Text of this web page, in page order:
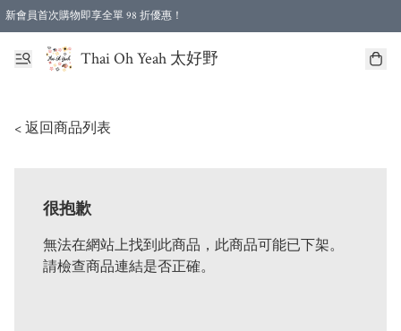
新會員首次購物即享全單 98 折優惠！
特選會員可享全單低至 96 折優惠！
Thai Oh Yeah 太好野
< 返回商品列表
很抱歉
無法在網站上找到此商品，此商品可能已下架。
請檢查商品連結是否正確。